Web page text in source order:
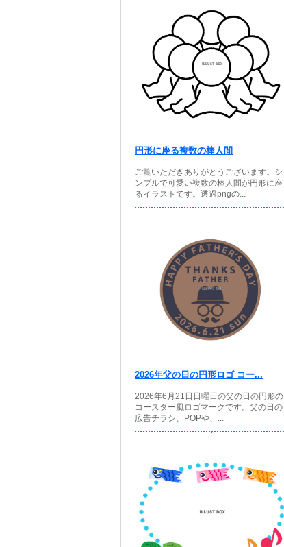
円形に座る複数の棒人間
ご覧いただきありがとうございます。シ
ンプルで可愛い複数の棒人間が円形に座
るイラストです。透過pngの...
2026年父の日の円形ロゴ コー...
2026年6月21日日曜日の父の日の円形の
コースター風ロゴマークです。父の日の
広告チラシ、POPや、...